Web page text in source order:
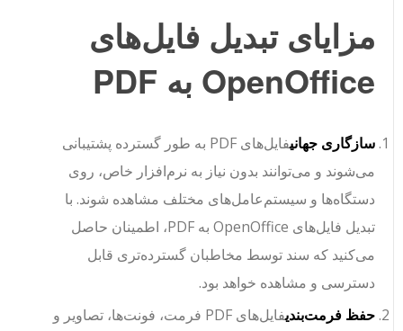
مزایای تبدیل فایل‌های
OpenOffice به PDF
سازگاری جهانی
فایل‌های PDF به طور گسترده پشتیبانی
می‌شوند و می‌توانند بدون نیاز به نرم‌افزار خاص، روی
دستگاه‌ها و سیستم‌عامل‌های مختلف مشاهده شوند. با
تبدیل فایل‌های OpenOffice به PDF، اطمینان حاصل
می‌کنید که سند توسط مخاطبان گسترده‌تری قابل
دسترسی و مشاهده خواهد بود.
حفظ فرمت‌بندی
فایل‌های PDF فرمت، فونت‌ها، تصاویر و